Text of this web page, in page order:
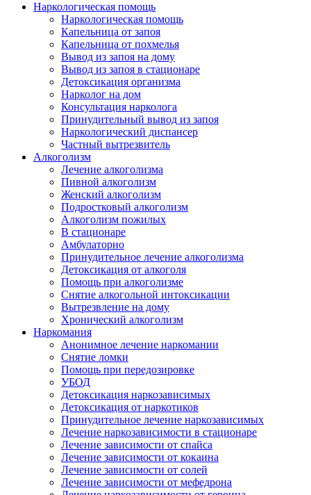
Наркологическая помощь
Наркологическая помощь
Капельница от запоя
Капельница от похмелья
Вывод из запоя на дому
Вывод из запоя в стационаре
Детоксикация организма
Нарколог на дом
Консультация нарколога
Принудительный вывод из запоя
Наркологический диспансер
Частный вытрезвитель
Алкоголизм
Лечение алкоголизма
Пивной алкоголизм
Женский алкоголизм
Подростковый алкоголизм
Алкоголизм пожилых
В стационаре
Амбулаторно
Принудительное лечение алкоголизма
Детоксикация от алкоголя
Помощь при алкоголизме
Снятие алкогольной интоксикации
Вытрезвление на дому
Хронический алкоголизм
Наркомания
Анонимное лечение наркомании
Снятие ломки
Помощь при передозировке
УБОД
Детоксикация наркозависимых
Детоксикация от наркотиков
Принудительное лечение наркозависимых
Лечение наркозависимости в стационаре
Лечение зависимости от спайса
Лечение зависимости от кокаина
Лечение зависимости от солей
Лечение зависимости от мефедрона